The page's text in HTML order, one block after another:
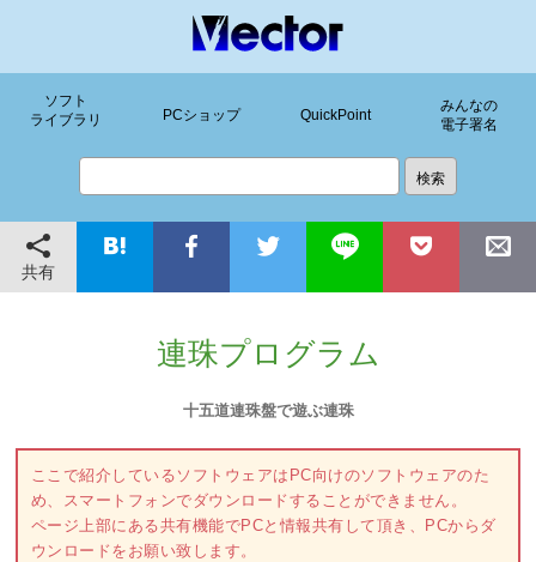
ソフト
ライブラリ
PCショップ QuickPoint
みんなの
電子署名
共有
連珠プログラム
十五道連珠盤で遊ぶ連珠
ここで紹介しているソフトウェアはPC向けのソフトウェアのた
め、スマートフォンでダウンロードすることができません。
ページ上部にある共有機能でPCと情報共有して頂き、PCからダ
ウンロードをお願い致します。